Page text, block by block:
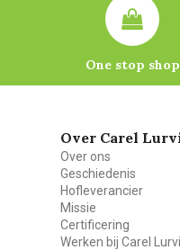
One stop shop
Over Carel
Over ons
Geschiedenis
Hofleverancier
Missie
Certificering
Werken bij Carel